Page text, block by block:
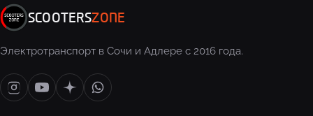
SCOOTERSZONE
Электротранспорт в Сочи и Адлере с 2016 года.